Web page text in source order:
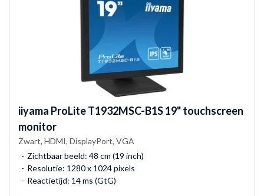
iiyama ProLite T1932MSC-B1S 19" touchscreen
monitor
Zwart, HDMI, DisplayPort, VGA
Zichtbaar beeld: 48 cm (19 inch)
Resolutie: 1280 x 1024 pixels
Reactietijd: 14 ms (GtG)